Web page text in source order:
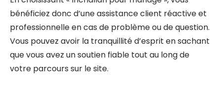
bénéficiez donc d’une assistance client réactive et
professionnelle en cas de problème ou de question.
Vous pouvez avoir la tranquillité d’esprit en sachant
que vous avez un soutien fiable tout au long de
votre parcours sur le site.